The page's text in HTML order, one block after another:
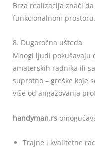
Brza realizacija znači
funkcionalnom prostoru.
8. Dugoročna ušteda
Mnogi ljudi pokušavaju
amaterskih radnika ili
suprotno – greške koje
više od angažovanja
handyman.rs
Trajne i kvalitetne